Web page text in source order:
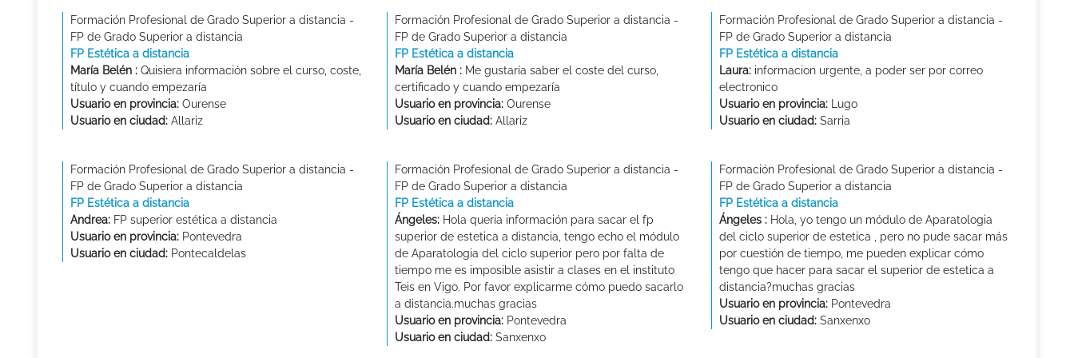
Formación Profesional de Grado Superior a distancia -
FP de Grado Superior a distancia
FP Estética a distancia
María Belén : Quisiera información sobre el curso, coste,
título y cuando empezaría
Usuario en provincia: Ourense
Usuario en ciudad: Allariz
Formación Profesional de Grado Superior a distancia -
FP de Grado Superior a distancia
FP Estética a distancia
María Belén : Me gustaría saber el coste del curso,
certificado y cuando empezaría
Usuario en provincia: Ourense
Usuario en ciudad: Allariz
Formación Profesional de Grado Superior a distancia -
FP de Grado Superior a distancia
FP Estética a distancia
Laura: informacion urgente, a poder ser por correo
electronico
Usuario en provincia: Lugo
Usuario en ciudad: Sarria
Formación Profesional de Grado Superior a distancia -
FP de Grado Superior a distancia
FP Estética a distancia
Andrea: FP superior estética a distancia
Usuario en provincia: Pontevedra
Usuario en ciudad: Pontecaldelas
Formación Profesional de Grado Superior a distancia -
FP de Grado Superior a distancia
FP Estética a distancia
Ángeles: Hola quería información para sacar el fp
superior de estetica a distancia, tengo echo el módulo
de Aparatologia del ciclo superior pero por falta de
tiempo me es imposible asistir a clases en el instituto
Teis en Vigo. Por favor explicarme cómo puedo sacarlo
a distancia.muchas gracias
Usuario en provincia: Pontevedra
Usuario en ciudad: Sanxenxo
Formación Profesional de Grado Superior a distancia -
FP de Grado Superior a distancia
FP Estética a distancia
Ángeles : Hola, yo tengo un módulo de Aparatologia
del ciclo superior de estetica , pero no pude sacar más
por cuestión de tiempo, me pueden explicar cómo
tengo que hacer para sacar el superior de estetica a
distancia?muchas gracias
Usuario en provincia: Pontevedra
Usuario en ciudad: Sanxenxo